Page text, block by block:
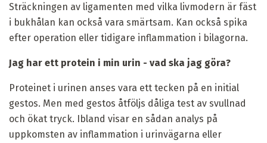
Sträckningen av ligamenten med vilka livmodern är fäst
i bukhålan kan också vara smärtsam. Kan också spika
efter operation eller tidigare inflammation i bilagorna.
Jag har ett protein i min urin - vad ska jag göra?
Proteinet i urinen anses vara ett tecken på en initial
gestos. Men med gestos åtföljs dåliga test av svullnad
och ökat tryck. Ibland visar en sådan analys på
uppkomsten av inflammation i urinvägarna eller